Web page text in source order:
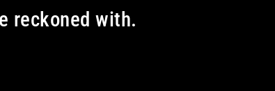
reckoned with.